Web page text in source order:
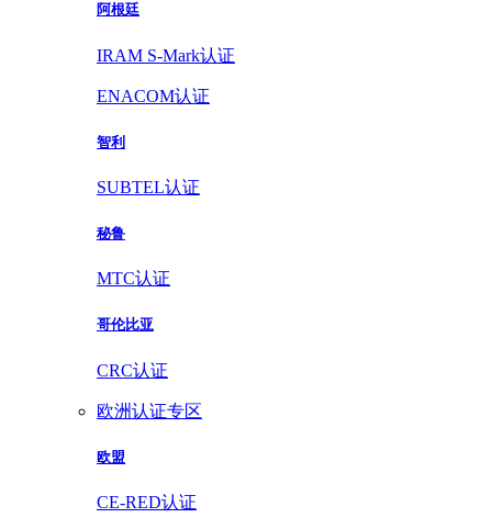
阿根廷
IRAM S-Mark认证
ENACOM认证
智利
SUBTEL认证
秘鲁
MTC认证
哥伦比亚
CRC认证
欧洲认证专区
欧盟
CE-RED认证